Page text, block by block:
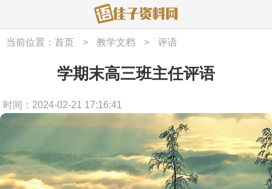
当前位置： 首页 > 教学文档 > 评语
学期末高三班主任评语
时间：2024-02-21 17:16:41